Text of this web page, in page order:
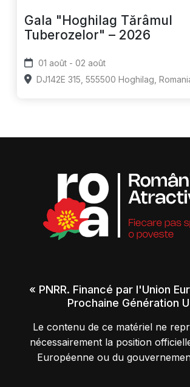
Gala "Hoghilag Tărâmul
Tuberozelor" – 2026
01 août - 02 août
DJ142E 315, 555500 Hoghilag,
« PNRR. Financé par l'Union
Prochaine Génération
Le contenu de ce matériel ne
nécessairement la position
Européenne ou du